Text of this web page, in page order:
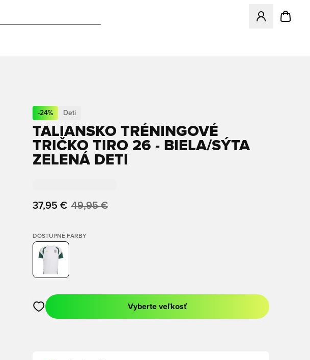
Otvorí modál
-24% Deti
TALIANSKO TRÉNINGOVÉ
TRIČKO TIRO 26 - BIELA/SÝTA
ZELENÁ DETI
37,95 € 49,95 €
DOSTUPNÉ FARBY
Otvorí modál na prihlásenie alebo registráciu ako člen
Vyberte veľkosť